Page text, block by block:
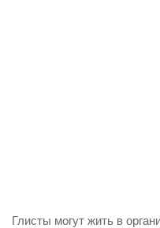
Глисты могут жить в